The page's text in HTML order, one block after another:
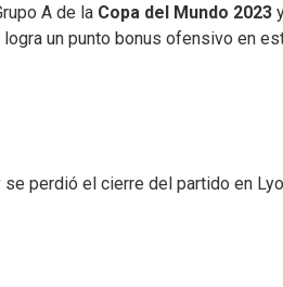
A de la Copa del Mundo 2023
un punto bonus ofensivo en
perdió el cierre del partido en